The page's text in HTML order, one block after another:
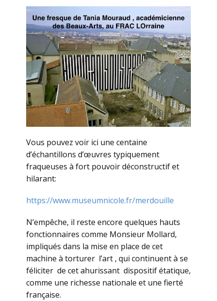
Vous pouvez voir ici une centaine
d’échantillons d’œuvres typiquement
fraqueuses à fort pouvoir déconstructif et
hilarant:
https://www.museumnicole.fr/merdouille
N’empêche, il reste encore quelques hauts
fonctionnaires comme Monsieur Mollard,
impliqués dans la mise en place de cet
machine à torturer l’art , qui continuent à se
féliciter de cet ahurissant dispositif étatique,
comme une richesse nationale et une fierté
française.